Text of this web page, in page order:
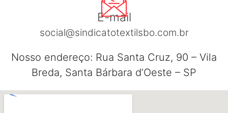
E-mail
social@sindicatotextilsbo.com.br
Nosso endereço: Rua Santa Cruz, 90 – Vila
Breda, Santa Bárbara d’Oeste – SP